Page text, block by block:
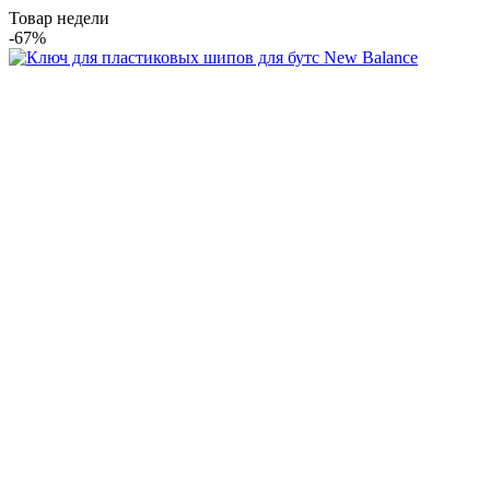
Товар недели
-67%